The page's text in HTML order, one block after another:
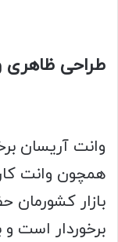
طراحی ظاهری
وانت آریسان
همچون وانت
بازار کشورمان
برخوردار است و